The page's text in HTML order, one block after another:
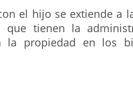
el hijo se extiende a
tienen la
la propiedad en los